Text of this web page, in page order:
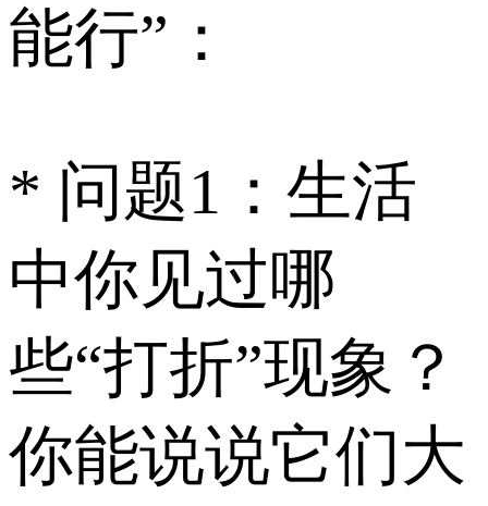
能行”：
* 问题1：生活
中你见过哪
些“打折”现象？
你能说说它们大